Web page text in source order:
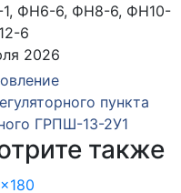
2026
пункта
ГРПШ-13-2У1
также